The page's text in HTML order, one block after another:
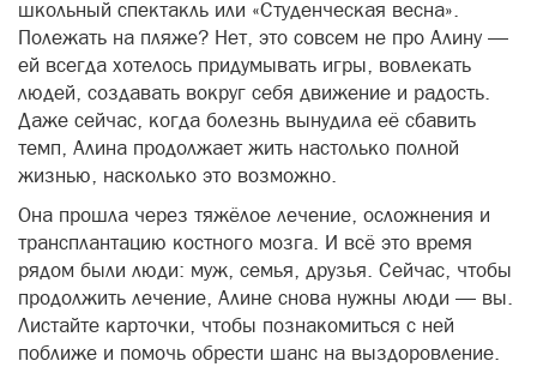
школьный спектакль или «Студенческая весна».
Полежать на пляже? Нет, это совсем не про Алину —
ей всегда хотелось придумывать игры, вовлекать
людей, создавать вокруг себя движение и радость.
Даже сейчас, когда болезнь вынудила её сбавить
темп, Алина продолжает жить настолько полной
жизнью, насколько это возможно.
Она прошла через тяжёлое лечение, осложнения и
трансплантацию костного мозга. И всё это время
рядом были люди: муж, семья, друзья. Сейчас, чтобы
продолжить лечение, Алине снова нужны люди — вы.
Листайте карточки, чтобы познакомиться с ней
поближе и помочь обрести шанс на выздоровление.